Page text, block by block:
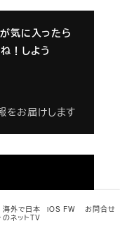
気に入ったら
！しよう
をお届けします
14.1正式
海外で日本
のネットTV
iOS FW お問合せ